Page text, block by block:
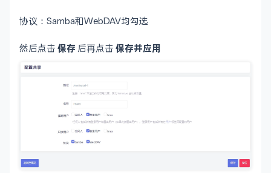
协议： Samba和WebDAV均勾选
然后点击 保存 后再点击 保存并应用